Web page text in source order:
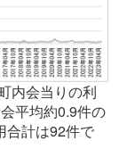
内会当りの利
平均約0.9件の
合計は92件で